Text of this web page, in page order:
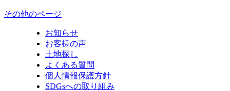
その他のページ
お知らせ
お客様の声
土地探し
よくある質問
個人情報保護方針
SDGsへの取り組み